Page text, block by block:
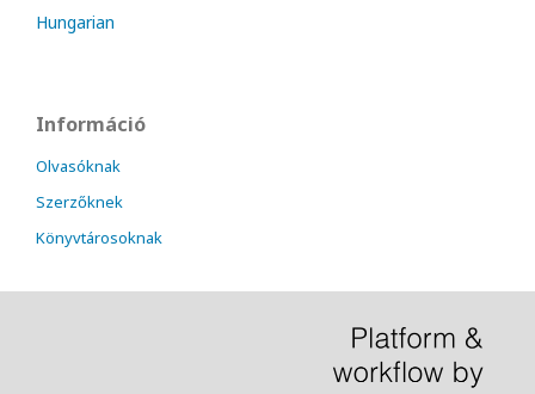
Hungarian
Információ
Olvasóknak
Szerzőknek
Könyvtárosoknak